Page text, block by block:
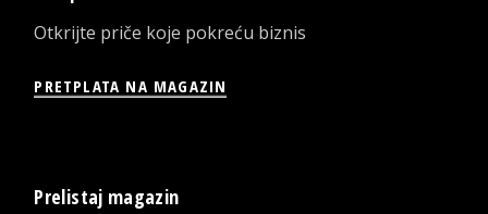
Otkrijte priče koje pokreću biznis
PRETPLATA NA MAGAZIN
Prelistaj magazin